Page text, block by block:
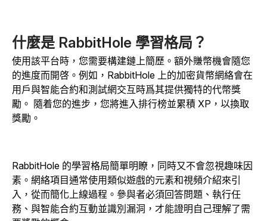
什麼是 RabbitHole 學習格局？
使用該平台時，您需要構建鏈上簡歷。額外賺幣機會隨您
的進度而開啓。例如，RabbitHole 上的加密貨幣網絡會在
用戶與智能合約和測試網交互時爲其提供獨特的代幣獎
勵。 隨着您的進步，您將進入排行榜並累積 XP，以換取
獎勵。
RabbitHole 的學習格局簡單明瞭，同時又不會忽視趣味因
素。網絡項目通常使用類似遊戲的元素和視頻介紹來引
入，從而簡化上線過程。參與者必須回答問題、執行任
務、與智能合約互動並識別漏洞，才能證明自己理解了需